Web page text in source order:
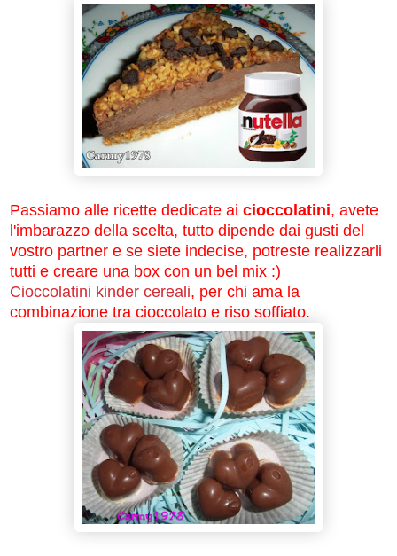
Passiamo alle ricette dedicate ai cioccolatini, avete
l'imbarazzo della scelta, tutto dipende dai gusti del
vostro partner e se siete indecise, potreste realizzarli
tutti e creare una box con un bel mix :)
Cioccolatini kinder cereali, per chi ama la
combinazione tra cioccolato e riso soffiato.